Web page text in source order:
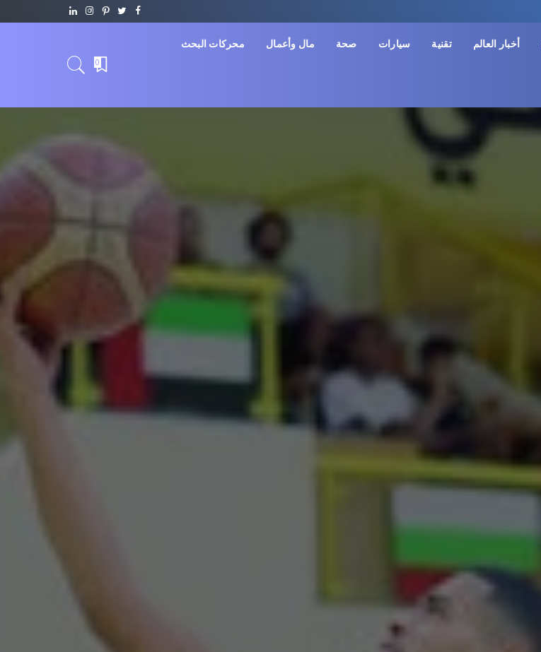
أخبار العالم تقنية سيارات صحة مال وأعمال محركات البحث
0